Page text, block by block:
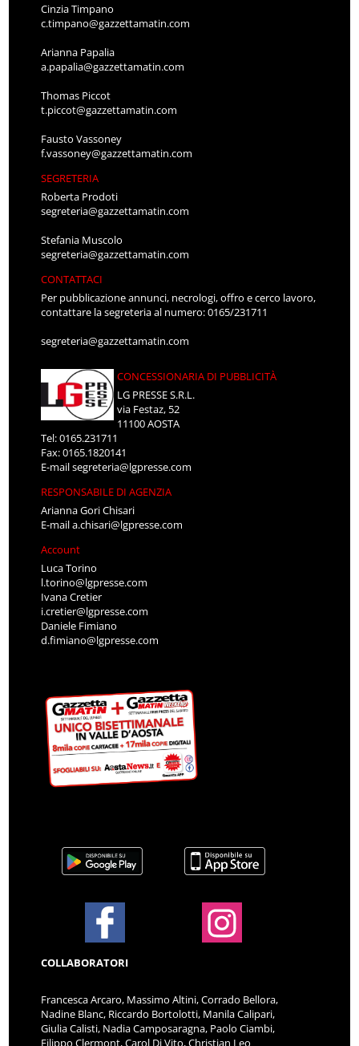
Cinzia Timpano
c.timpano@gazzettamatin.com
Arianna Papalia
a.papalia@gazzettamatin.com
Thomas Piccot
t.piccot@gazzettamatin.com
Fausto Vassoney
f.vassoney@gazzettamatin.com
SEGRETERIA
Roberta Prodoti
segreteria@gazzettamatin.com
Stefania Muscolo
segreteria@gazzettamatin.com
CONTATTACI
Per pubblicazione annunci, necrologi, offro e cerco lavoro,
contattare la segreteria al numero: 0165/231711
segreteria@gazzettamatin.com
CONCESSIONARIA DI PUBBLICITÀ
LG PRESSE S.R.L.
via Festaz, 52
11100 AOSTA
Tel: 0165.231711
Fax: 0165.1820141
E-mailsegreteria@lgpresse.com
RESPONSABILE DI AGENZIA
Arianna Gori Chisari
E-maila.chisari@lgpresse.com
Account
Luca Torino
l.torino@lgpresse.com
Ivana Cretier
i.cretier@lgpresse.com
Daniele Fimiano
d.fimiano@lgpresse.com
COLLABORATORI
Francesca Arcaro, Massimo Altini, Corrado Bellora,
Nadine Blanc, Riccardo Bortolotti, Manila Calipari,
Giulia Calisti, Nadia Camposaragna, Paolo Ciambi,
Filippo Clermont, Carol Di Vito, Christian Leo